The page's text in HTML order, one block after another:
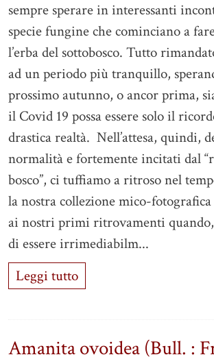
sempre sperare in interessanti
specie fungine che cominciano a
l’erba del sottobosco. Tutto
ad un periodo più tranquillo,
prossimo autunno, o ancor prima,
il Covid 19 possa essere solo il
drastica realtà. Nell’attesa, quindi,
normalità e fortemente incitati dal
bosco”, ci tuffiamo a ritroso nel
la nostra collezione mico-
ai nostri primi ritrovamenti
di essere irrimediabilm...
Leggi tutto
Amanita ovoidea (Bull. :